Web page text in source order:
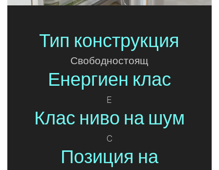
Тип конструкция
Свободностоящ
Енергиен клас
E
Клас ниво на шум
C
Позиция на